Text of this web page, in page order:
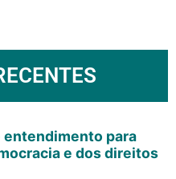
entendimento para
e dos direitos